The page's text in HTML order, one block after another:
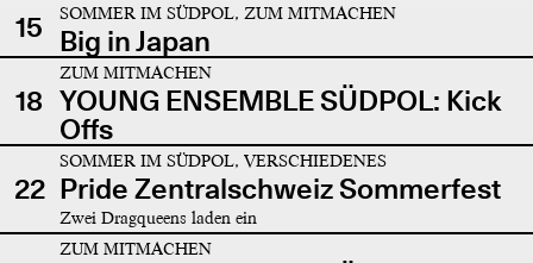
15
SOMMER IM SÜDPOL, ZUM MITMACHEN
Big in Japan
18
ZUM MITMACHEN
YOUNG ENSEMBLE SÜDPOL: Kick
Offs
22
SOMMER IM SÜDPOL, VERSCHIEDENES
Pride Zentralschweiz Sommerfest
Zwei Dragqueens laden ein
ZUM MITMACHEN